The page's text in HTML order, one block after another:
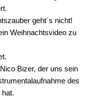
geht´s nicht!
Weihnachtsvideo zu
Bizer, der uns sein
des
hat.